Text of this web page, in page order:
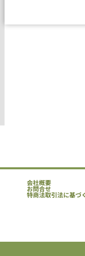
会社概要
お問合せ
特商法取引法に基づ